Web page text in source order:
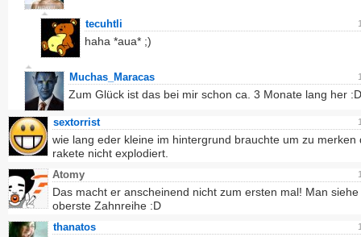
tecuhtli
haha *aua* ;)
Muchas_Maracas
Zum Glück ist das bei mir schon ca. 3 Monate lang her :D
sextorrist
wie lang eder kleine im hintergrund brauchte um zu merken
rakete nicht explodiert.
Atomy
Das macht er anscheinend nicht zum ersten mal! Man
oberste Zahnreihe :D
thanatos